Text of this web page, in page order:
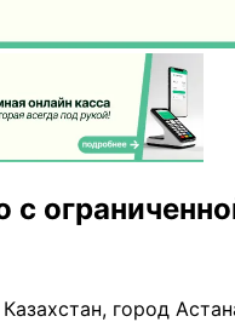
Казахстан, город